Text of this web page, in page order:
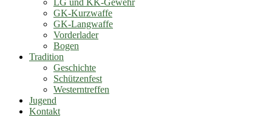
LG und KK-Gewehr
GK-Kurzwaffe
GK-Langwaffe
Vorderlader
Bogen
Tradition
Geschichte
Schützenfest
Westerntreffen
Jugend
Kontakt